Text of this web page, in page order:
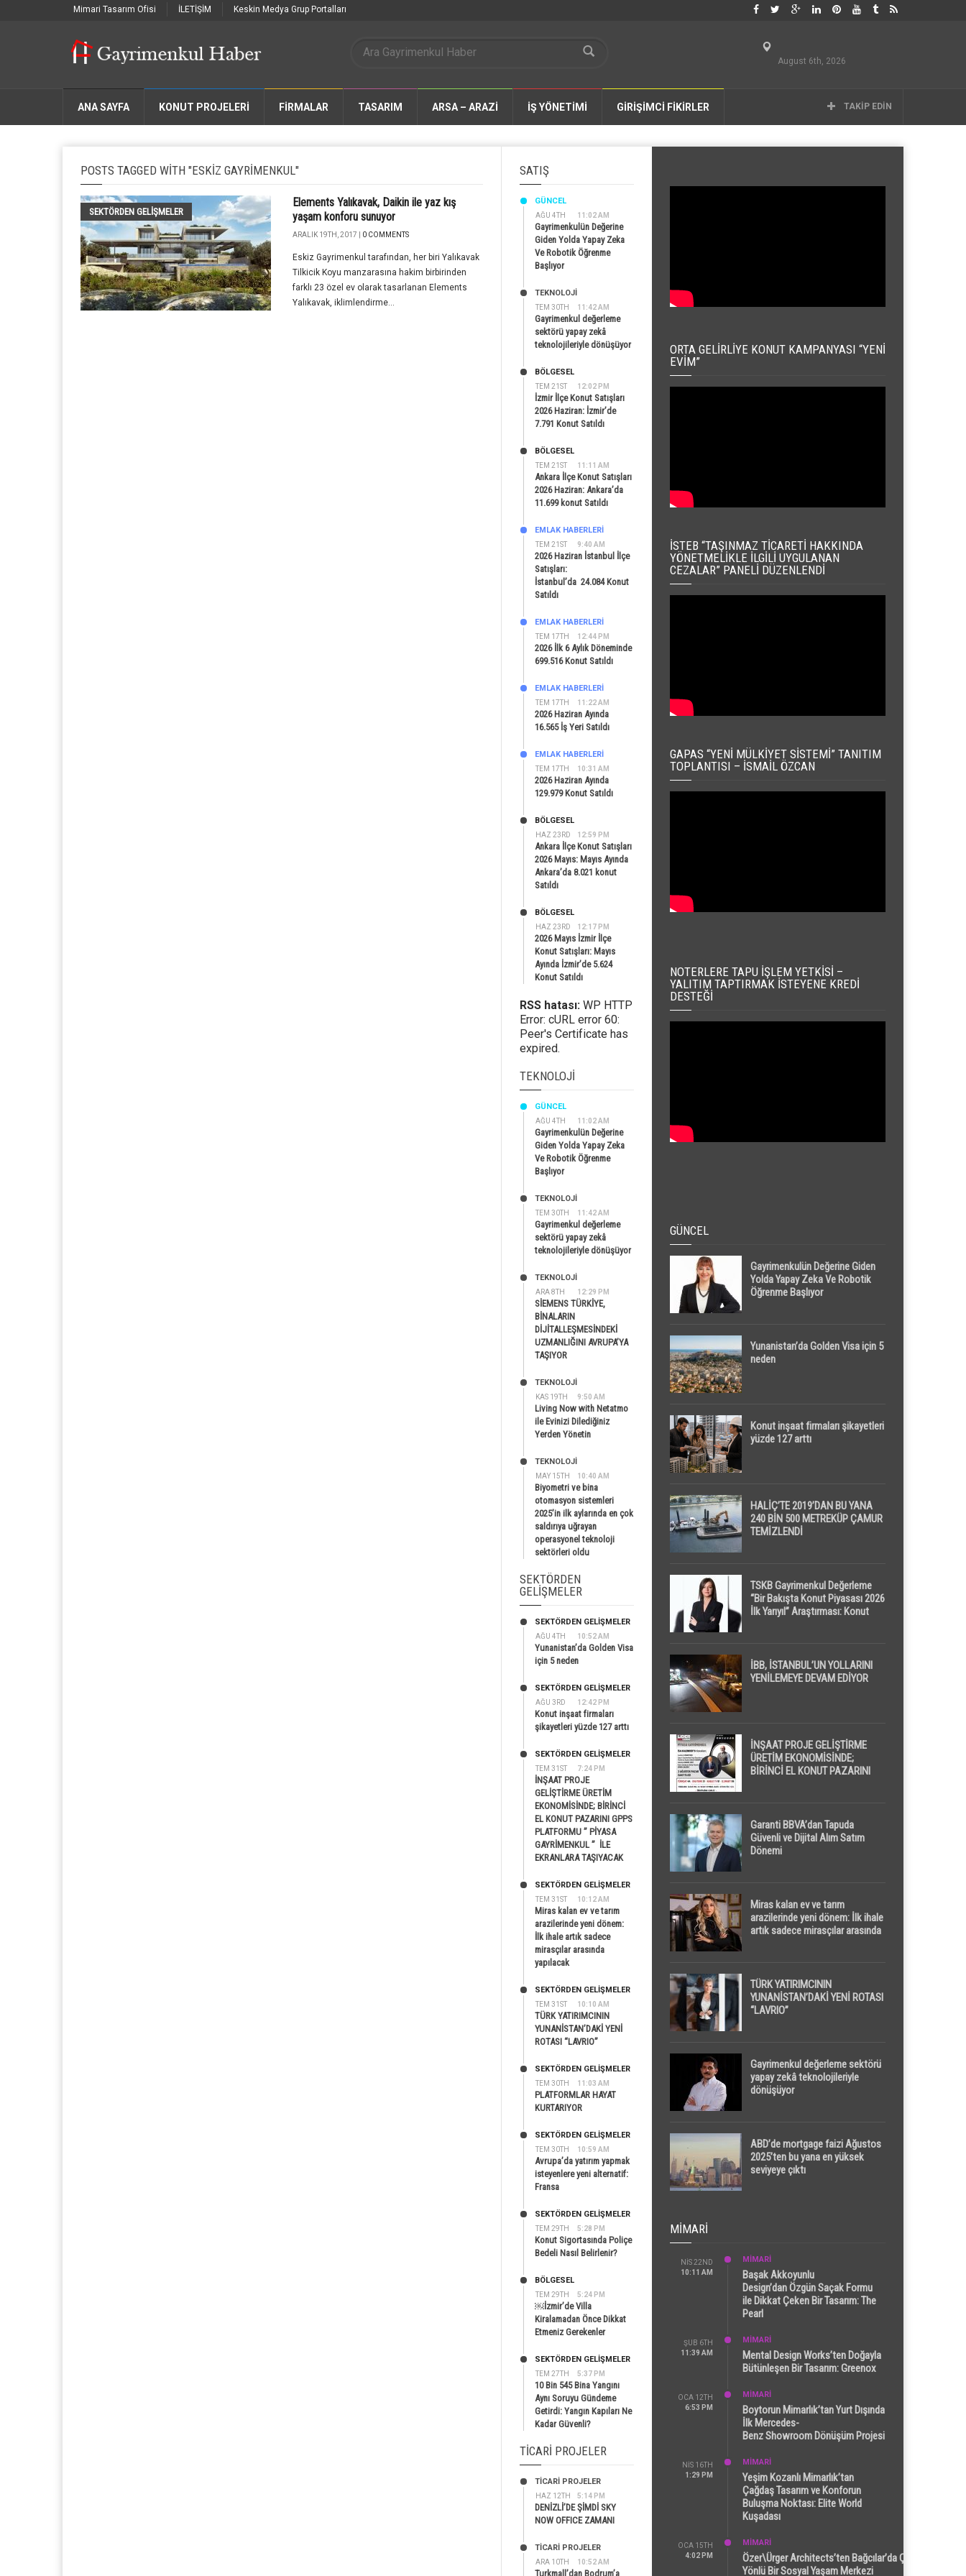
Mimari Tasarım Ofisi İLETİŞİM Keskin Medya Grup Portalları
August 6th, 2026
ANA SAYFA KONUT PROJELERİ FIRMALAR TASARIM ARSA – ARAZİ İŞ YÖNETİMİ GİRİŞİMCİ FİKİRLER TAKIP EDIN
POSTS TAGGED WITH "ESKIZ GAYRIMENKUL"
SEKTÖRDEN GELIŞMELER
Elements Yalıkavak, Daikin ile yaz kış
yaşam konforu sunuyor
ARALIK 19TH, 2017 | 0 COMMENTS
Eskiz Gayrimenkul tarafından, her biri Yalıkavak
Tilkicik Koyu manzarasına hakim birbirinden
farklı 23 özel ev olarak tasarlanan Elements
Yalıkavak, iklimlendirme...
SATIŞ
AĞU 4TH 11:02 AM
GÜNCEL
Gayrimenkulün Değerine
Giden Yolda Yapay Zeka
Ve Robotik Öğrenme
Başlıyor
TEM 30TH 11:42 AM
TEKNOLOJİ
Gayrimenkul değerleme
sektörü yapay zekâ
teknolojileriyle dönüşüyor
TEM 21ST 12:02 PM
BÖLGESEL
İzmir İlçe Konut Satışları
2026 Haziran: İzmir’de
7.791 Konut Satıldı
TEM 21ST 11:11 AM
BÖLGESEL
Ankara İlçe Konut Satışları
2026 Haziran: Ankara’da
11.699 konut Satıldı
TEM 21ST 9:40 AM
EMLAK HABERLERI
2026 Haziran İstanbul İlçe
Satışları:
İstanbul’da 24.084 Konut
Satıldı
TEM 17TH 12:44 PM
EMLAK HABERLERI
2026 İlk 6 Aylık Döneminde
699.516 Konut Satıldı
TEM 17TH 11:22 AM
EMLAK HABERLERI
2026 Haziran Ayında
16.565 İş Yeri Satıldı
TEM 17TH 10:31 AM
EMLAK HABERLERI
2026 Haziran Ayında
129.979 Konut Satıldı
HAZ 23RD 12:59 PM
BÖLGESEL
Ankara İlçe Konut Satışları
2026 Mayıs: Mayıs Ayında
Ankara’da 8.021 konut
Satıldı
HAZ 23RD 12:17 PM
BÖLGESEL
2026 Mayıs İzmir İlçe
Konut Satışları: Mayıs
Ayında İzmir’de 5.624
Konut Satıldı
RSS hatası: WP HTTP
Error: cURL error 60:
Peer's Certificate has
expired.
TEKNOLOJI
AĞU 4TH 11:02 AM
GÜNCEL
Gayrimenkulün Değerine
Giden Yolda Yapay Zeka
Ve Robotik Öğrenme
Başlıyor
TEM 30TH 11:42 AM
TEKNOLOJİ
Gayrimenkul değerleme
sektörü yapay zekâ
teknolojileriyle dönüşüyor
ARA 8TH 12:29 PM
TEKNOLOJİ
SİEMENS TÜRKİYE,
BİNALARIN
DİJİTALLEŞMESİNDEKİ
UZMANLIĞINI AVRUPA’YA
TAŞIYOR
KAS 19TH 9:50 AM
TEKNOLOJİ
Living Now with Netatmo
ile Evinizi Dilediğiniz
Yerden Yönetin
MAY 15TH 10:40 AM
TEKNOLOJİ
Biyometri ve bina
otomasyon sistemleri
2025’in ilk aylarında en çok
saldırıya uğrayan
operasyonel teknoloji
sektörleri oldu
SEKTÖRDEN
GELIŞMELER
AĞU 4TH 10:52 AM
SEKTÖRDEN GELIŞMELER
Yunanistan’da Golden Visa
için 5 neden
AĞU 3RD 12:42 PM
SEKTÖRDEN GELIŞMELER
Konut inşaat firmaları
şikayetleri yüzde 127 arttı
TEM 31ST 7:24 PM
SEKTÖRDEN GELIŞMELER
İNŞAAT PROJE
GELİŞTİRME ÜRETİM
EKONOMİSİNDE; BİRİNCİ
EL KONUT PAZARINI GPPS
PLATFORMU ” PİYASA
GAYRİMENKUL ” İLE
EKRANLARA TAŞIYACAK
TEM 31ST 10:12 AM
SEKTÖRDEN GELIŞMELER
Miras kalan ev ve tarım
arazilerinde yeni dönem:
İlk ihale artık sadece
mirasçılar arasında
yapılacak
TEM 31ST 10:10 AM
SEKTÖRDEN GELIŞMELER
TÜRK YATIRIMCININ
YUNANİSTAN’DAKİ YENİ
ROTASI “LAVRIO”
TEM 30TH 11:03 AM
SEKTÖRDEN GELIŞMELER
PLATFORMLAR HAYAT
KURTARIYOR
TEM 30TH 10:59 AM
SEKTÖRDEN GELIŞMELER
Avrupa’da yatırım yapmak
isteyenlere yeni alternatif:
Fransa
TEM 29TH 5:28 PM
SEKTÖRDEN GELIŞMELER
Konut Sigortasında Poliçe
Bedeli Nasıl Belirlenir?
TEM 29TH 5:24 PM
BÖLGESEL
￼İzmir’de Villa
Kiralamadan Önce Dikkat
Etmeniz Gerekenler
TEM 27TH 5:37 PM
SEKTÖRDEN GELIŞMELER
10 Bin 545 Bina Yangını
Aynı Soruyu Gündeme
Getirdi: Yangın Kapıları Ne
Kadar Güvenli?
TICARI PROJELER
HAZ 12TH 5:14 PM
TİCARİ PROJELER
DENİZLİ’DE ŞİMDİ SKY
NOW OFFICE ZAMANI
ARA 10TH 10:52 AM
TİCARİ PROJELER
Turkmall’dan Bodrum’a
ORTA GELIRLIYE KONUT KAMPANYASI “YENI
EVIM”
İSTEB “TAŞINMAZ TICARETI HAKKINDA
YÖNETMELIKLE İLGILI UYGULANAN
CEZALAR” PANELI DÜZENLENDI
GAPAS “YENI MÜLKIYET SISTEMI” TANITIM
TOPLANTISI – İSMAIL ÖZCAN
NOTERLERE TAPU İŞLEM YETKISI –
YALITIM TAPTIRMAK İSTEYENE KREDI
DESTEĞI
GÜNCEL
Gayrimenkulün Değerine Giden
Yolda Yapay Zeka Ve Robotik
Öğrenme Başlıyor
Yunanistan’da Golden Visa için 5
neden
Konut inşaat firmaları şikayetleri
yüzde 127 arttı
HALİÇ’TE 2019’DAN BU YANA
240 BİN 500 METREKÜP ÇAMUR
TEMİZLENDİ
TSKB Gayrimenkul Değerleme
“Bir Bakışta Konut Piyasası 2026
İlk Yarıyıl” Araştırması: Konut
Dikkat Çekti
İBB, İSTANBUL’UN YOLLARINI
YENİLEMEYE DEVAM EDİYOR
İNŞAAT PROJE GELİŞTİRME
ÜRETİM EKONOMİSİNDE;
BİRİNCİ EL KONUT PAZARINI
Garanti BBVA’dan Tapuda
Güvenli ve Dijital Alım Satım
Dönemi
Miras kalan ev ve tarım
arazilerinde yeni dönem: İlk ihale
artık sadece mirasçılar arasında
TÜRK YATIRIMCININ
YUNANİSTAN’DAKİ YENİ ROTASI
“LAVRIO”
Gayrimenkul değerleme sektörü
yapay zekâ teknolojileriyle
dönüşüyor
ABD’de mortgage faizi Ağustos
2025’ten bu yana en yüksek
seviyeye çıktı
MIMARI
NIS 22ND
10:11 AM
MİMARİ
Başak Akkoyunlu
Design’dan Özgün Saçak Formu
ile Dikkat Çeken Bir Tasarım: The
Pearl
ŞUB 6TH
11:39 AM
MİMARİ
Mental Design Works’ten Doğayla
Bütünleşen Bir Tasarım: Greenox
OCA 12TH
6:53 PM
MİMARİ
Boytorun Mimarlık’tan Yurt Dışında
İlk Mercedes-
Benz Showroom Dönüşüm Projesi
NIS 16TH
1:29 PM
MİMARİ
Yeşim Kozanlı Mimarlık’tan
Çağdaş Tasarım ve Konforun
Buluşma Noktası: Elite World
Kuşadası
OCA 15TH
4:02 PM
MİMARİ
Özer\Ürger Architects’ten Bağcılar’da Çok
Yönlü Bir Sosyal Yaşam Merkezi